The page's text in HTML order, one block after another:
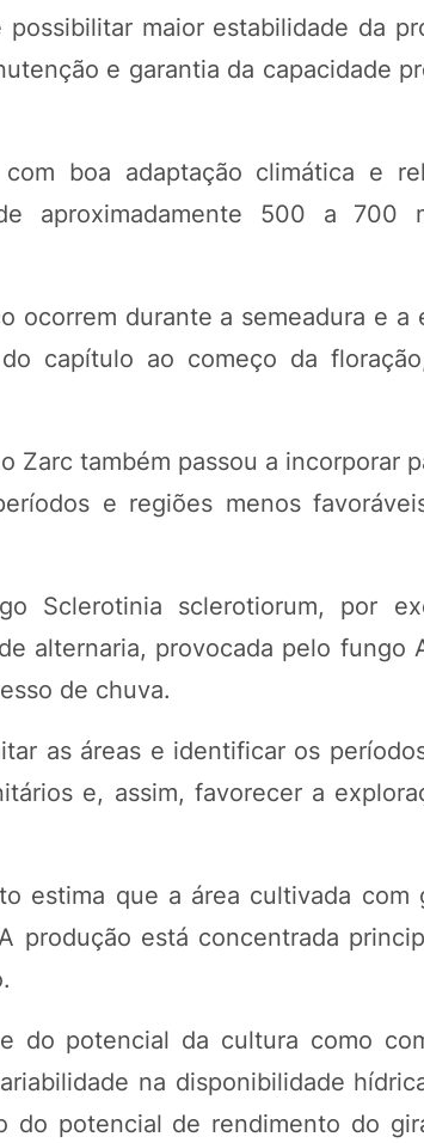
maior estabilidade da
e garantia da capacidade
boa adaptação climática e
aproximadamente 500 a 700
ocorrem durante a semeadura e a
capítulo ao começo da
Zarc também passou a incorporar
e regiões menos
Sclerotinia sclerotiorum, por
alternaria, provocada pelo fungo
de chuva.
as áreas e identificar os
e, assim, favorecer a
estima que a área cultivada com
produção está concentrada
do potencial da cultura como
na disponibilidade
do potencial de rendimento do